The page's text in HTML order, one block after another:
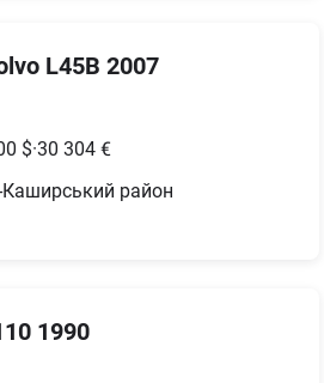
L45B 2007
$·30 304 €
район
1990